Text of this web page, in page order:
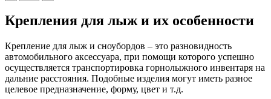
Крепления для лыж и их особенности
Крепление для лыж и сноубордов – это разновидность
автомобильного аксессуара, при помощи которого успешно
осуществляется транспортировка горнолыжного инвентаря на
дальние расстояния. Подобные изделия могут иметь разное
целевое предназначение, форму, цвет и т.д.